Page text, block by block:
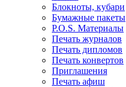
Блокноты, кубари
Бумажные пакеты
P.O.S. Материалы
Печать журналов
Печать дипломов
Печать конвертов
Приглашения
Печать афиш